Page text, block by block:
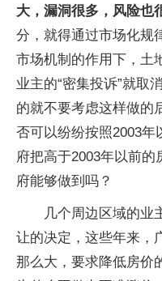
大，漏洞很多，风险也
分，就得通过市场化规
市场机制的作用下，土
业主的“密集投诉”就取
的就不要考虑这样做的
否可以纷纷按照2003年
府把高于2003年以前
府能够做到吗？
几个周边区域的业
让的决定，这些年来，
那么大，要求降低房价